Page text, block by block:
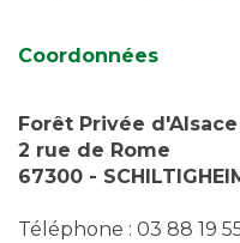
Coordonnées
Forêt Privée d'Alsace
2 rue de Rome
67300 -
Téléphone : 03 88 19